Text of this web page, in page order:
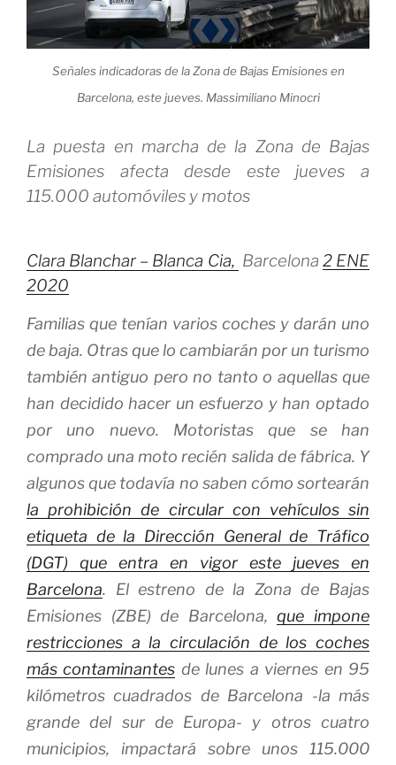
Señales indicadoras de la Zona de Bajas Emisiones en
Barcelona, este jueves. Massimiliano Minocri
La puesta en marcha de la Zona de Bajas
Emisiones afecta desde este jueves a
115.000 automóviles y motos
Clara Blanchar – Blanca Cia, Barcelona 2 ENE
2020
Familias que tenían varios coches y darán uno
de baja. Otras que lo cambiarán por un turismo
también antiguo pero no tanto o aquellas que
han decidido hacer un esfuerzo y han optado
por uno nuevo. Motoristas que se han
comprado una moto recién salida de fábrica. Y
algunos que todavía no saben cómo sortearán
la prohibición de circular con vehículos sin
etiqueta de la Dirección General de Tráfico
(DGT) que entra en vigor este jueves en
Barcelona. El estreno de la Zona de Bajas
Emisiones (ZBE) de Barcelona,que impone
restricciones a la circulación de los coches
más contaminantes de lunes a viernes en 95
kilómetros cuadrados de Barcelona -la más
grande del sur de Europa- y otros cuatro
municipios, impactará sobre unos 115.000